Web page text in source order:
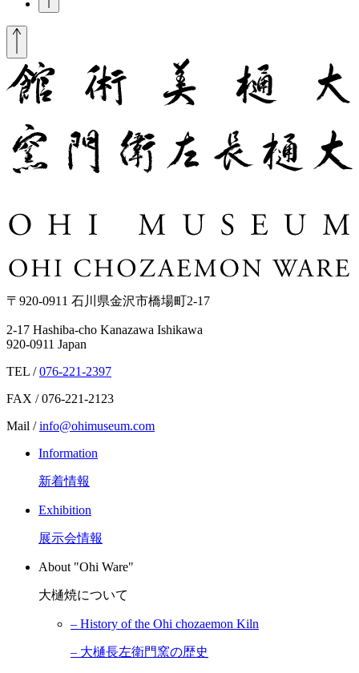
〒920-0911 石川県金沢市橋場町2-17
2-17 Hashiba-cho Kanazawa Ishikawa
920-0911 Japan
TEL /076-221-2397
FAX / 076-221-2123
Mail /info@ohimuseum.com
Information
新着情報
Exhibition
展示会情報
About "Ohi Ware"
大樋焼について
– History of the Ohi chozaemon Kiln
– 大樋長左衛門窯の歴史